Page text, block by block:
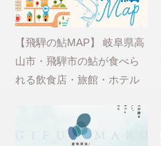
【飛騨の鮎MAP】 岐阜県高
山市・飛騨市の鮎が食べら
れる飲食店・旅館・ホテル